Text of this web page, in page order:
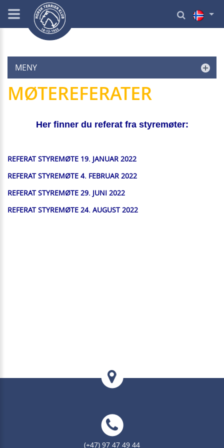
MENY
MØTEREFERATER
Her finner du referat fra styremøter:
REFERAT STYREMØTE 19. JANUAR 2022
REFERAT STYREMØTE 4. FEBRUAR 2022
REFERAT STYREMØTE 29. JUNI 2022
REFERAT STYREMØTE 24. AUGUST 2022
(+47) 97 47 49 44